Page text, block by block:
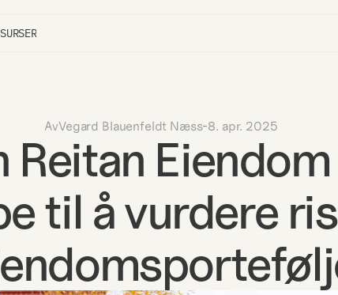
AvVegard Blauenfeldt Næss-8. apr. 2025
Reitan
til å vurdere